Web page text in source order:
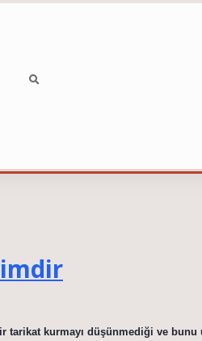
tarikat kurmayı düşünmediği ve bunu